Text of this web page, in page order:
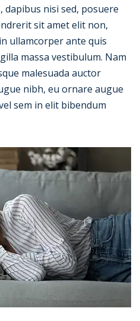
dapibus nisi sed, posuere
sit amet elit non,
ullamcorper ante quis
massa vestibulum. Nam
malesuada auctor
nibh, eu ornare augue
sem in elit bibendum